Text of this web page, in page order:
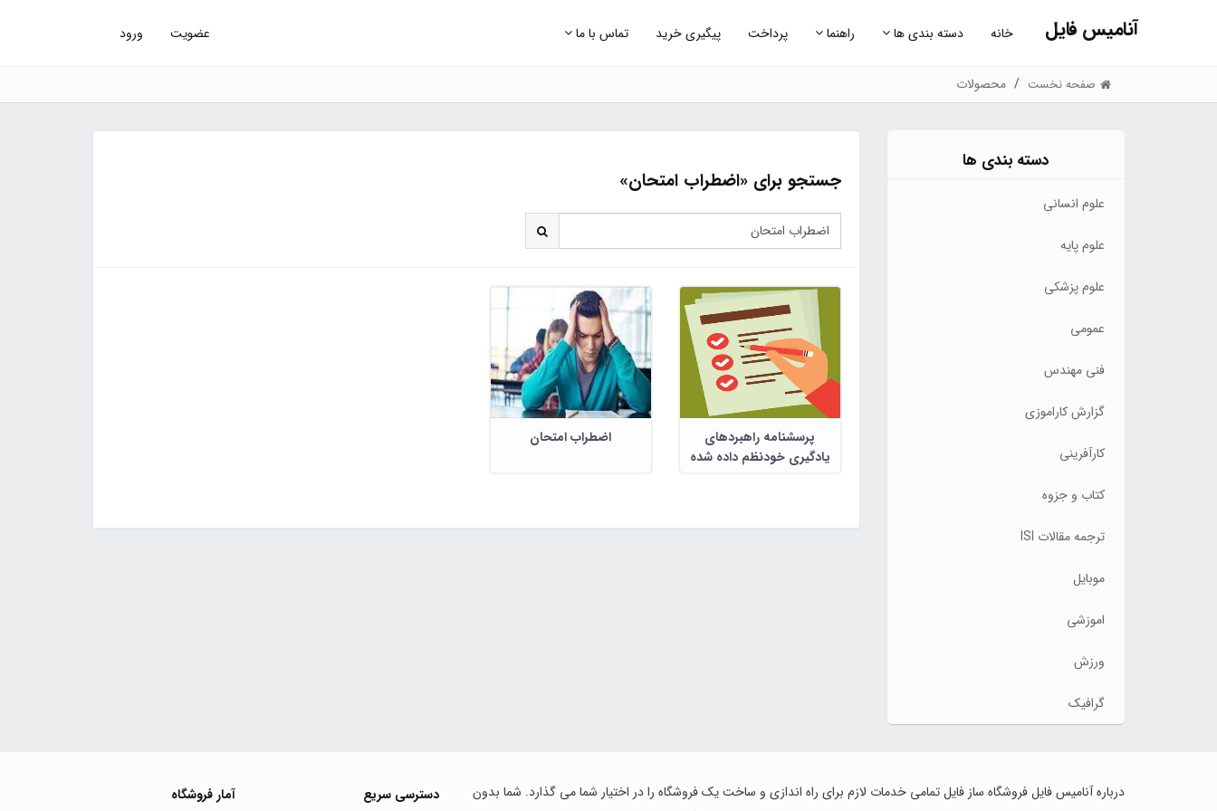
آنامیس فایل خانه دسته بندی ها راهنما پرداخت پیگیری خرید تماس با ما عضویت ورود
صفحه نخست محصولات
دسته بندی ها
علوم انسانی
علوم پایه
علوم پزشکی
عمومی
فنی مهندس
گزارش کاراموزی
کارآفرینی
کتاب و جزوه
ترجمه مقالات ISI
موبایل
اموزشی
ورزش
گرافیک
جستجو برای «اضطراب امتحان»
پرسشنامه راهبردهای
یادگیری خودنظم داده شده
اضطراب امتحان
درباره آنامیس فایل فروشگاه ساز فایل تمامی خدمات لازم برای راه اندازی و ساخت یک فروشگاه را در اختیار شما می گذارد. شما بدون
دسترسی سریع آمار فروشگاه